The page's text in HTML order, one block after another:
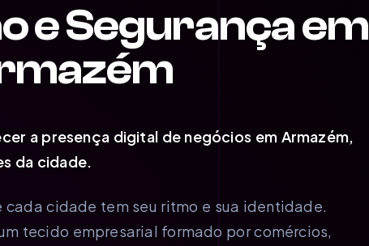
e Segurança em
a presença digital de negócios em Armazém,
da cidade.
cidade tem seu ritmo e sua identidade.
tecido empresarial formado por comércios,